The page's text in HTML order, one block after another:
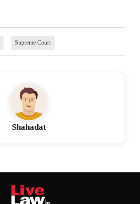
Supreme Court
Shahadat